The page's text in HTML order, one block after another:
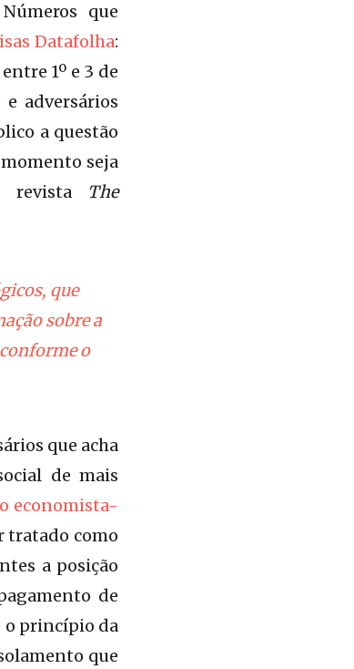
que
Datafolha:
1º e 3 de
adversários
a questão
seja
revista The
que
sobre a
o
que acha
de mais
economista-
tratado como
a posição
de
o princípio da
que